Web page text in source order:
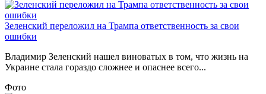
Зеленский переложил на Трампа ответственность за свои
ошибки
Владимир Зеленский нашел виноватых в том, что жизнь на
Украине стала гораздо сложнее и опаснее всего...
Фото